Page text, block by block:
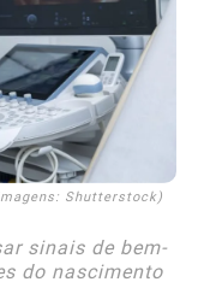
Shutterstock)
sinais de bem-
do nascimento